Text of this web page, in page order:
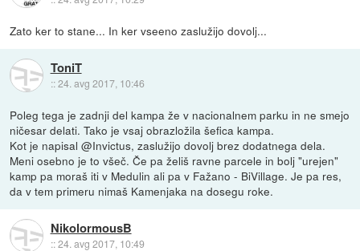
Zato ker to stane... In ker vseeno zaslužijo dovolj...
ToniT
::24. avg 2017, 10:46
Poleg tega je zadnji del kampa že v nacionalnem parku in ne smejo
ničesar delati. Tako je vsaj obrazložila šefica kampa.
Kot je napisal @Invictus, zaslužijo dovolj brez dodatnega dela.
Meni osebno je to všeč. Če pa želiš ravne parcele in bolj "urejen"
kamp pa moraš iti v Medulin ali pa v Fažano - BiVillage. Je pa res,
da v tem primeru nimaš Kamenjaka na dosegu roke.
NikolormousB
::24. avg 2017, 10:49